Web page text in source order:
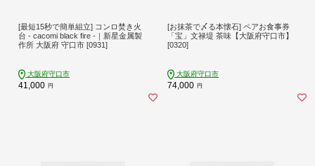
[最短15秒で簡単組立] コンロ焚き火
台 - cacomi black fire -｜新星金属製
作所 大阪府 守口市 [0931]
大阪府守口市
41,000 円
[お抹茶で〆る本懐石] ペアお食事券
「宝」文禄堤 茶味【大阪府守口市】
[0320]
大阪府守口市
74,000 円